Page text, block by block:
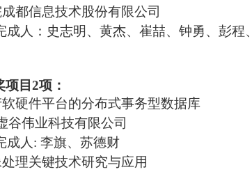
都信息技术股份有限公司
成人：史志明、黄杰、崔喆、钟勇、彭
项目 2项：
硬件平台的分布式事务型数据库
谷伟业科技有限公司
成人 : 李旗、苏德财
理关键技术研究与应用